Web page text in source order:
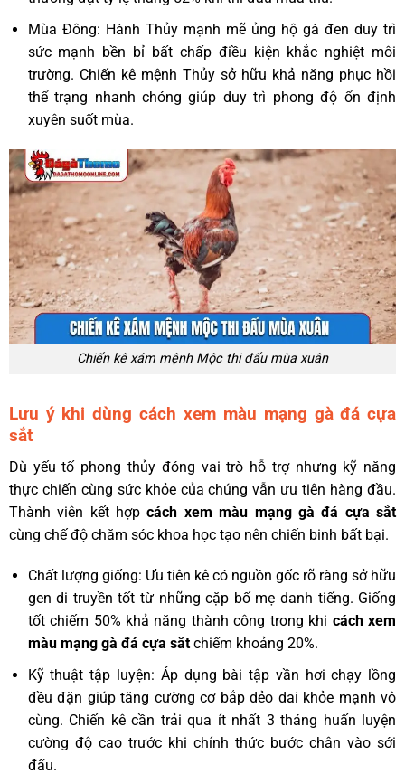
Mùa Đông: Hành Thủy mạnh mẽ ủng hộ gà đen duy trì
sức mạnh bền bỉ bất chấp điều kiện khắc nghiệt môi
trường. Chiến kê mệnh Thủy sở hữu khả năng phục hồi
thể trạng nhanh chóng giúp duy trì phong độ ổn định
xuyên suốt mùa.
Chiến kê xám mệnh Mộc thi đấu mùa xuân
Lưu ý khi dùng cách xem màu mạng gà đá cựa
sắt
Dù yếu tố phong thủy đóng vai trò hỗ trợ nhưng kỹ năng
thực chiến cùng sức khỏe của chúng vẫn ưu tiên hàng đầu.
Thành viên kết hợpcách xem màu mạng gà đá cựa sắt
cùng chế độ chăm sóc khoa học tạo nên chiến binh bất bại.
Chất lượng giống: Ưu tiên kê có nguồn gốc rõ ràng sở hữu
gen di truyền tốt từ những cặp bố mẹ danh tiếng. Giống
tốt chiếm 50% khả năng thành công trong khi cách xem
màu mạng gà đá cựa sắtchiếm khoảng 20%.
Kỹ thuật tập luyện: Áp dụng bài tập vần hơi chạy lồng
đều đặn giúp tăng cường cơ bắp dẻo dai khỏe mạnh vô
cùng. Chiến kê cần trải qua ít nhất 3 tháng huấn luyện
cường độ cao trước khi chính thức bước chân vào sới
đấu.